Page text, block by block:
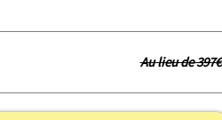
Au lieu de 397€